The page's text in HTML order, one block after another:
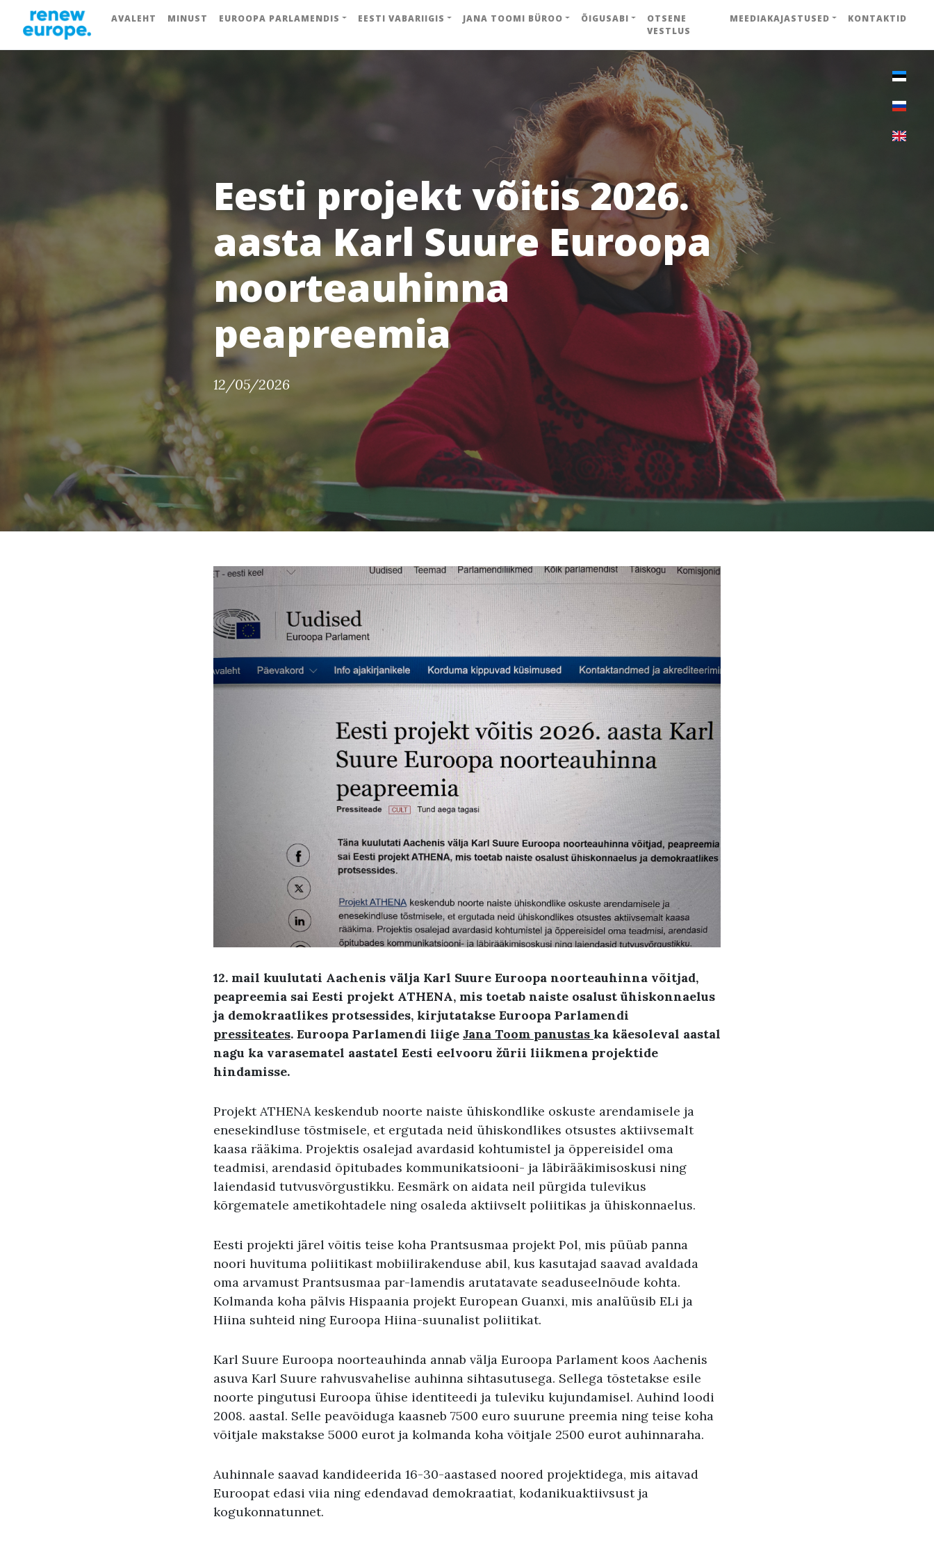
AVALEHT MINUST EUROOPA PARLAMENDIS EESTI VABARIIGIS JANA TOOMI BÜROO ÕIGUSABI
OTSENE
VESTLUS
MEEDIAKAJASTUSED KONTAKTID
Eesti projekt võitis 2026.
aasta Karl Suure Euroopa
noorteauhinna
peapreemia
12/05/2026
12. mail kuulutati Aachenis välja Karl Suure Euroopa noorteauhinna võitjad,
peapreemia sai Eesti projekt ATHENA, mis toetab naiste osalust ühiskonnaelus
ja demokraatlikes protsessides, kirjutatakse Euroopa Parlamendi
pressiteates. Euroopa Parlamendi liige Jana Toom panustas ka käesoleval aastal
nagu ka varasematel aastatel Eesti eelvooru žürii liikmena projektide
hindamisse.
Projekt ATHENA keskendub noorte naiste ühiskondlike oskuste arendamisele ja
enesekindluse tõstmisele, et ergutada neid ühiskondlikes otsustes aktiivsemalt
kaasa rääkima. Projektis osalejad avardasid kohtumistel ja õppereisidel oma
teadmisi, arendasid õpitubades kommunikatsiooni- ja läbirääkimisoskusi ning
laiendasid tutvusvõrgustikku. Eesmärk on aidata neil pürgida tulevikus
kõrgematele ametikohtadele ning osaleda aktiivselt poliitikas ja ühiskonnaelus.
Eesti projekti järel võitis teise koha Prantsusmaa projekt Pol, mis püüab panna
noori huvituma poliitikast mobiilirakenduse abil, kus kasutajad saavad avaldada
oma arvamust Prantsusmaa par-lamendis arutatavate seaduseelnõude kohta.
Kolmanda koha pälvis Hispaania projekt European Guanxi, mis analüüsib ELi ja
Hiina suhteid ning Euroopa Hiina-suunalist poliitikat.
Karl Suure Euroopa noorteauhinda annab välja Euroopa Parlament koos Aachenis
asuva Karl Suure rahvusvahelise auhinna sihtasutusega. Sellega tõstetakse esile
noorte pingutusi Euroopa ühise identiteedi ja tuleviku kujundamisel. Auhind loodi
2008. aastal. Selle peavõiduga kaasneb 7500 euro suurune preemia ning teise koha
võitjale makstakse 5000 eurot ja kolmanda koha võitjale 2500 eurot auhinnaraha.
Auhinnale saavad kandideerida 16-30-aastased noored projektidega, mis aitavad
Euroopat edasi viia ning edendavad demokraatiat, kodanikuaktiivsust ja
kogukonnatunnet.